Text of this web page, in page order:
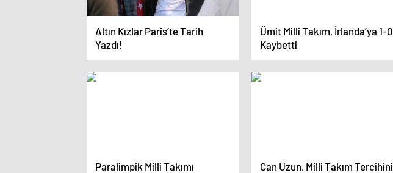
Altın Kızlar Paris’te Tarih
Yazdı!
Ümit Milli Takım, İrlanda’ya 1-0
Kaybetti
Paralimpik Milli Takımı
Can Uzun, Milli Takım Tercihini